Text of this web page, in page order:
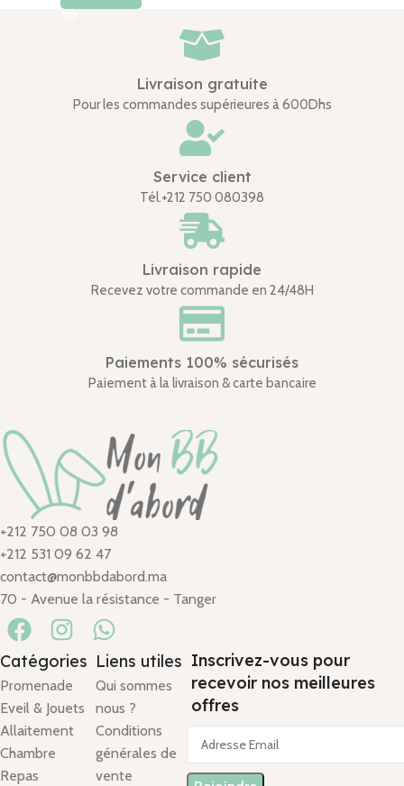
Livraison gratuite
Pour les commandes supérieures à 600Dhs
Service client
Tél.+212 750 080398
Livraison rapide
Recevez votre commande en 24/48H
Paiements 100% sécurisés
Paiement à la livraison & carte bancaire
+212 750 08 03 98
+212 531 09 62 47
contact@monbbdabord.ma
70 - Avenue la résistance - Tanger
Catégories
Promenade
Eveil & Jouets
Allaitement
Chambre
Repas
Liens utiles
Qui sommes
nous ?
Conditions
générales de
vente
Inscrivez-vous pour
recevoir nos meilleures
offres